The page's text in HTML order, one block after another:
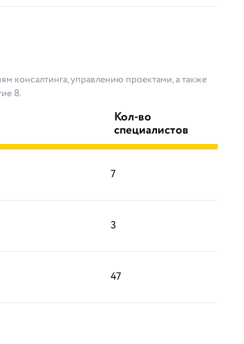
консалтинга, управлению проектами, а также
8.
Кол-во
специалистов
7
3
47